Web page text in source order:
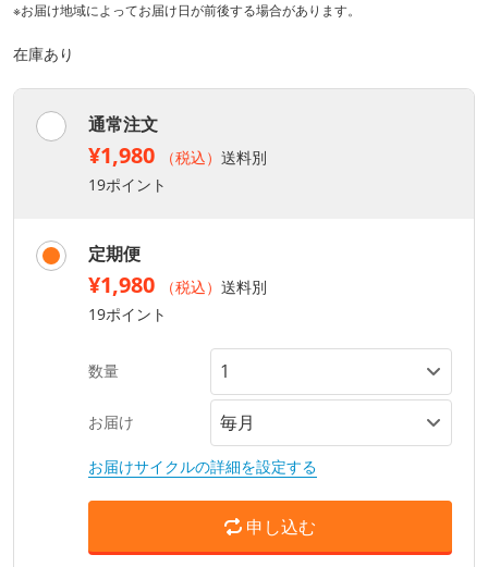
※お届け地域によってお届け日が前後する場合があります。
在庫あり
通常注文
¥1,980 （税込） 送料別
19ポイント
定期便
¥1,980 （税込） 送料別
19ポイント
数量
お届け
お届けサイクルの詳細を設定する
申し込む